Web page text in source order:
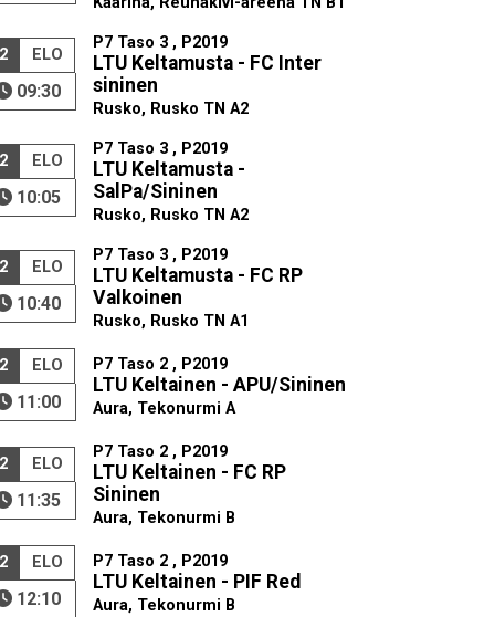
ELO
09:30
P7 Taso 3 , P2019
LTU Keltamusta - FC Inter
sininen
Rusko, Rusko TN A2
ELO
10:05
P7 Taso 3 , P2019
LTU Keltamusta -
SalPa/Sininen
Rusko, Rusko TN A2
ELO
10:40
P7 Taso 3 , P2019
LTU Keltamusta - FC RP
Valkoinen
Rusko, Rusko TN A1
ELO
11:00
P7 Taso 2 , P2019
LTU Keltainen - APU/Sininen
Aura, Tekonurmi A
ELO
11:35
P7 Taso 2 , P2019
LTU Keltainen - FC RP
Sininen
Aura, Tekonurmi B
ELO
12:10
P7 Taso 2 , P2019
LTU Keltainen - PIF Red
Aura, Tekonurmi B